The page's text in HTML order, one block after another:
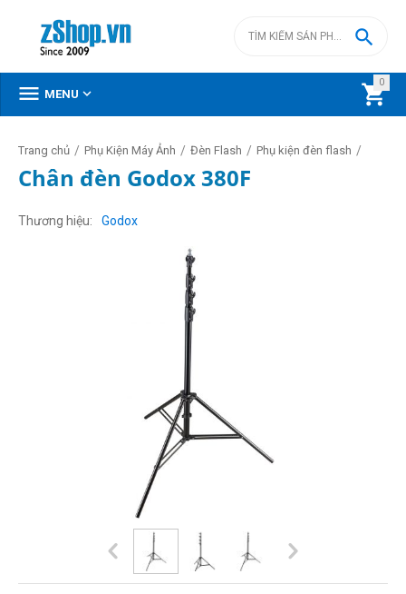
0


 MENU 
Trang chủ / Phụ Kiện Máy Ảnh / Đèn Flash / Phụ kiện đèn flash /
Chân đèn Godox 380F
Thương hiệu Godox